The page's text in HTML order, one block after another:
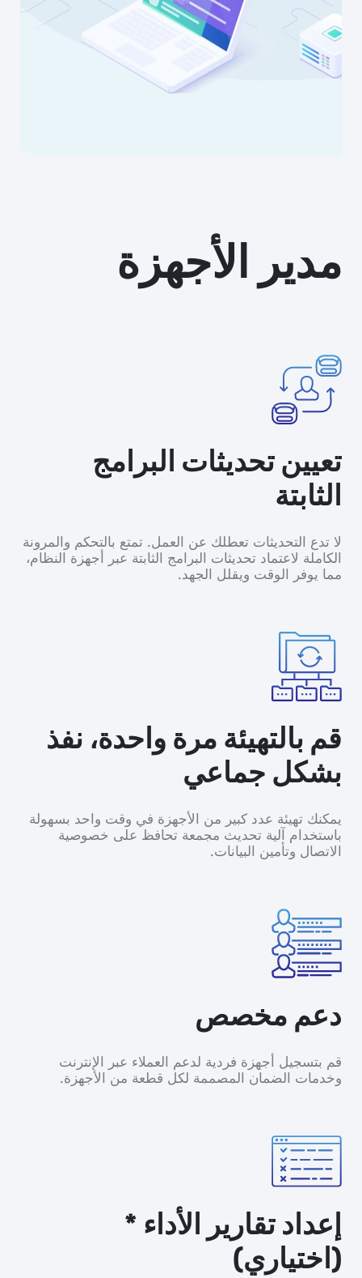
مدير الأجهزة
تعيين تحديثات البرامج
الثابتة
لا تدع التحديثات تعطلك عن العمل. تمتع بالتحكم والمرونة
الكاملة لاعتماد تحديثات البرامج الثابتة عبر أجهزة النظام،
مما يوفر الوقت ويقلل الجهد.
قم بالتهيئة مرة واحدة، نفذ
بشكل جماعي
يمكنك تهيئة عدد كبير من الأجهزة في وقت واحد بسهولة
باستخدام آلية تحديث مجمعة تحافظ على خصوصية
الاتصال وتأمين البيانات.
دعم مخصص
قم بتسجيل أجهزة فردية لدعم العملاء عبر الإنترنت
وخدمات الضمان المصممة لكل قطعة من الأجهزة.
إعداد تقارير الأداء *
(اختياري)